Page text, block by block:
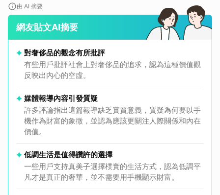
由 AI 摘要
網友貼文AI摘要
對奢侈品的觀念有所批評
有些用戶批評社會上對奢侈品的追求，認為這種價值觀
反映出內心的空虛。
媒體報導內容引發質疑
許多評論指出這篇報導缺乏實質意義，質疑為何要以手
機作為財富的象徵，並認為應該更關注人際關係和內在
價值。
低調生活是值得讚許的選擇
一些用戶支持真美子選擇樸實的生活方式，認為低調平
凡才是真正的奢華，並不需要用手機顯示財富。